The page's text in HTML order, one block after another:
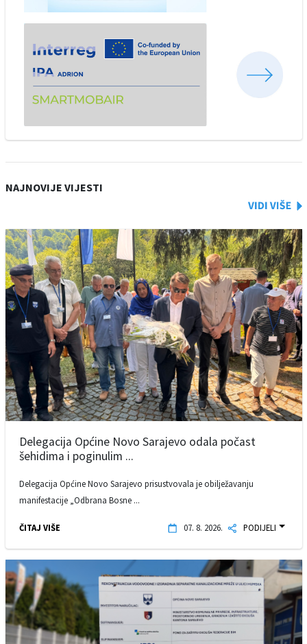
NAJNOVIJE VIJESTI
Delegacija Općine Novo Sarajevo odala počast
šehidima i poginulim ...
Delegacija Općine Novo Sarajevo prisustvovala je obilježavanju
manifestacije „Odbrana Bosne ...
ČITAJ VIŠE 07. 8. 2026. PODIJELI